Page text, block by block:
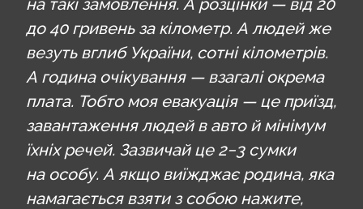
на такі замовлення. А розцінки — від 20
до 40 гривень за кілометр. А людей же
везуть вглиб України, сотні кілометрів.
А година очікування — взагалі окрема
плата. Тобто моя евакуація — це приїзд,
завантаження людей в авто й мінімум
їхніх речей. Зазвичай це 2−3 сумки
на особу. А якщо виїжджає родина, яка
намагається взяти з собою нажите,